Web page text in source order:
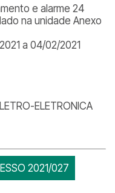
e alarme 24
na unidade Anexo
a 04/02/2021
ELETRONICA
2021/027